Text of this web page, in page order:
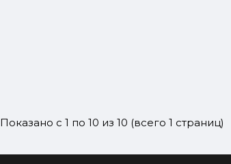
Показано с 1 по 10 из 10 (всего 1 страниц)